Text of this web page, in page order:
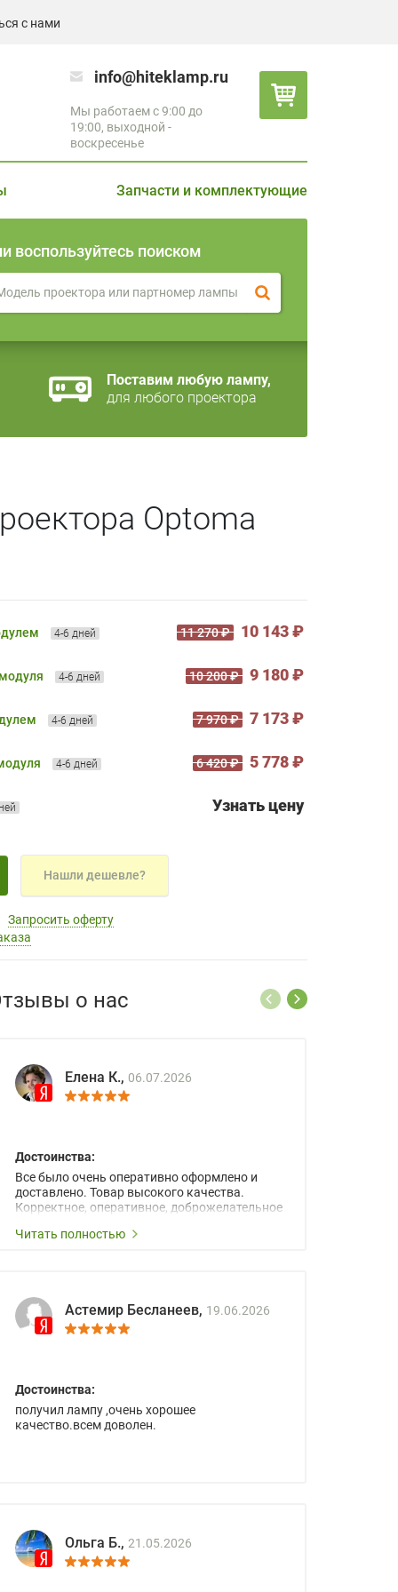
с нами
info@hiteklamp.ru
Мы работаем с 9:00 до
19:00, выходной -
воскресенье
Запчасти и комплектующие
воспользуйтесь поиском
Поставим любую лампу,
для любого проектора
Optoma
4-6 дней 11 270 ₽ 10 143 ₽
4-6 дней 10 200 ₽ 9 180 ₽
4-6 дней 7 970 ₽ 7 173 ₽
4-6 дней 6 420 ₽ 5 778 ₽
Узнать цену
Нашли дешевле?
Запросить оферту
о нас
Елена К., 06.07.2026
Достоинства:
Все было очень оперативно оформлено и
доставлено. Товар высокого качества.
Корректное, оперативное, доброжелательное
Читать полностью
Астемир Бесланеев, 19.06.2026
Достоинства:
получил лампу ,очень хорошее
качество.всем доволен.
Ольга Б., 21.05.2026